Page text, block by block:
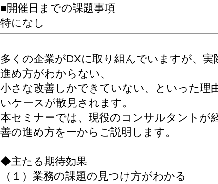
■開催日までの課題事項
特になし
多くの企業がDXに取り組んでいますが、
進め方がわからない、
小さな改善しかできていない、といった理
いケースが散見されます。
本セミナーでは、現役のコンサルタントが
善の進め方を一からご説明します。
◆主たる期待効果
（１）業務の課題の見つけ方がわかる